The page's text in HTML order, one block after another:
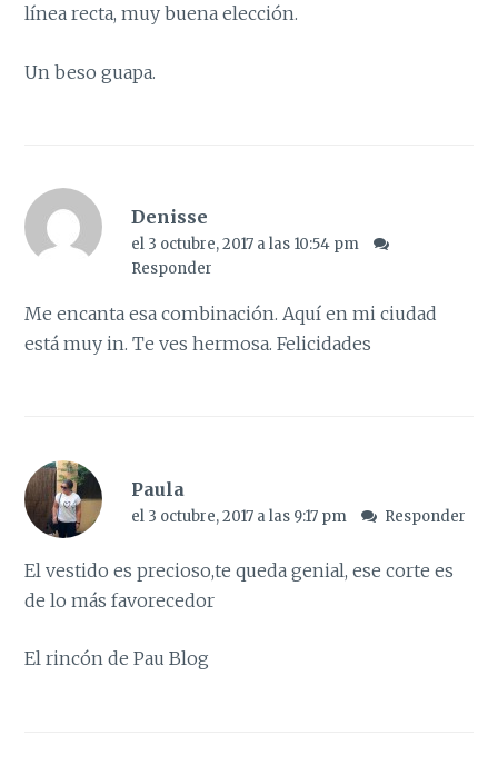
línea recta, muy buena elección.
Un beso guapa.
Denisse
el 3 octubre, 2017 a las 10:54 pm
Responder
Me encanta esa combinación. Aquí en mi ciudad
está muy in. Te ves hermosa. Felicidades
Paula
el 3 octubre, 2017 a las 9:17 pm Responder
El vestido es precioso,te queda genial, ese corte es
de lo más favorecedor
El rincón de Pau Blog